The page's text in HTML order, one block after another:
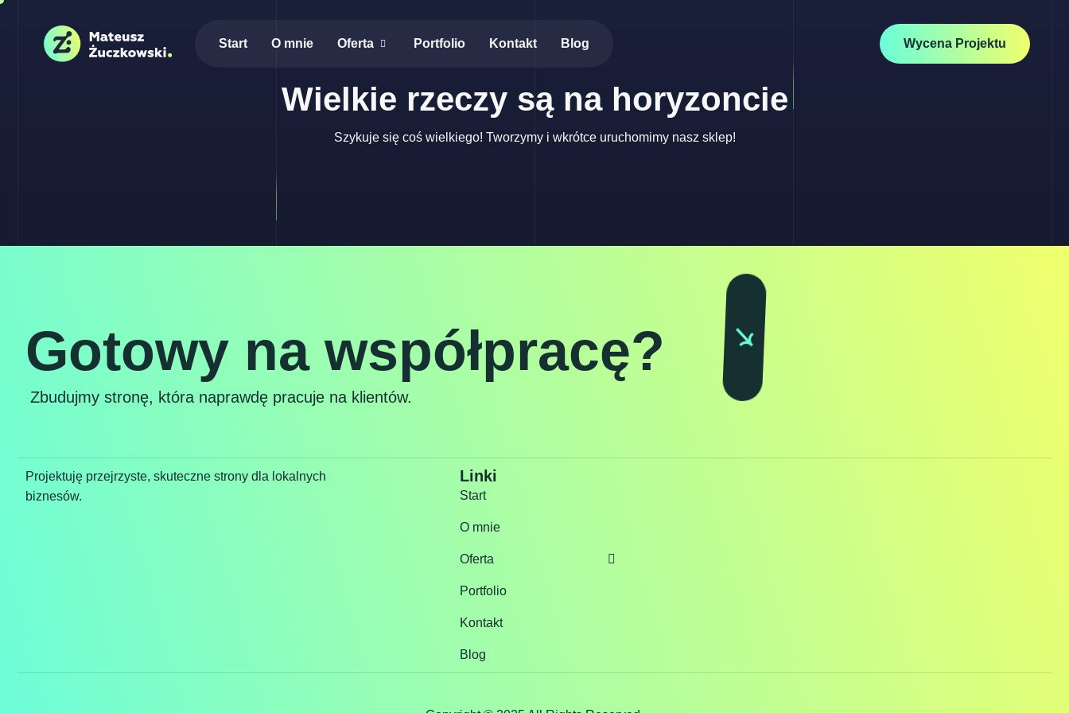
Start O mnie Oferta Portfolio Kontakt Blog Wycena Projektu
Wielkie rzeczy są na horyzoncie
Szykuje się coś wielkiego! Tworzymy i wkrótce uruchomimy nasz sklep!
Gotowy na współpracę?
Zbudujmy stronę, która naprawdę pracuje na klientów.
Projektuję przejrzyste, skuteczne strony dla lokalnych
biznesów.
Linki
Start
O mnie
Oferta
Portfolio
Kontakt
Blog